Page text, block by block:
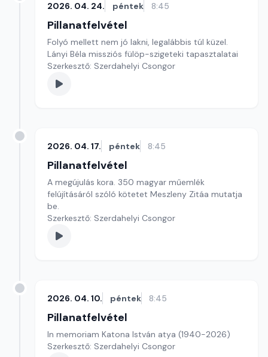
2026. 04. 24. péntek 8:45
Pillanatfelvétel
Folyó mellett nem jó lakni, legalábbis túl küzel.
Lányi Béla missziós fülöp-szigeteki tapasztalatai
Szerkesztő: Szerdahelyi Csongor
2026. 04. 17. péntek 8:45
Pillanatfelvétel
A megújulás kora. 350 magyar műemlék
felújításáról szóló kötetet Meszleny Zitáa mutatja
be.
Szerkesztő: Szerdahelyi Csongor
2026. 04. 10. péntek 8:45
Pillanatfelvétel
In memoriam Katona István atya (1940-2026)
Szerkesztő: Szerdahelyi Csongor